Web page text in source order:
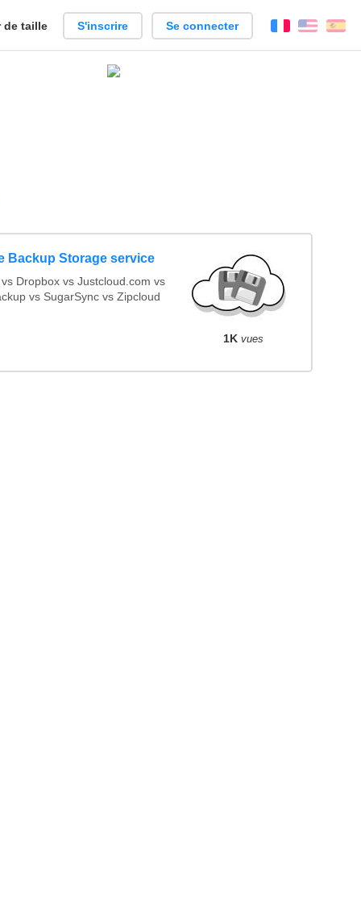
de taille S'inscrire Se connecter FrançaisEnglish
Backup Storage service
Dropbox vs Justcloud.com vs
vs SugarSync vs Zipcloud
1K vues